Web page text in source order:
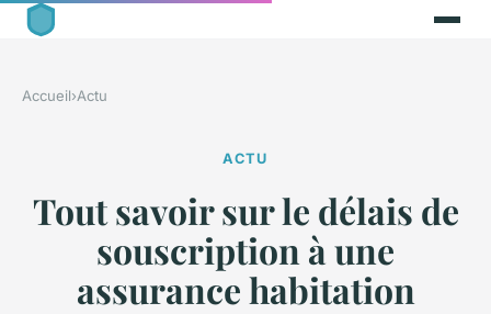
Accueil›Actu
ACTU
Tout savoir sur le délais de
souscription à une
assurance habitation